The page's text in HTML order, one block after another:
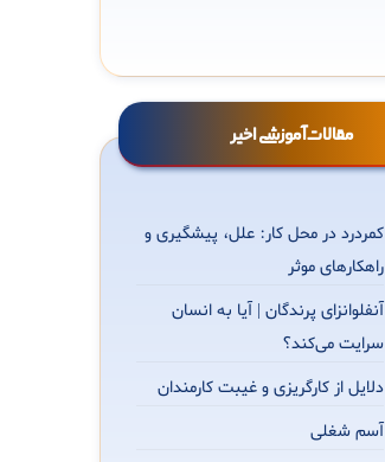
مقالات آموزشی اخیر
کمردرد در محل کار: علل، پیشگیری و
راهکارهای موثر
آنفلوانزای پرندگان | آیا به انسان
سرایت می‌کند؟
دلایل از کارگریزی و غیبت کارمندان
آسم شغلی